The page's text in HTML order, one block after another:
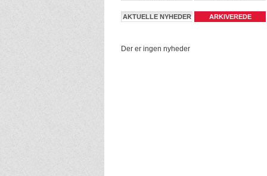
AKTUELLE NYHEDER
ARKIVEREDE
Der er ingen nyheder